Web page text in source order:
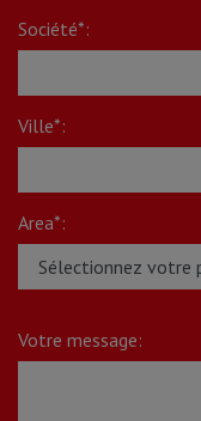
Société*:
Ville*:
Area*:
Votre message: